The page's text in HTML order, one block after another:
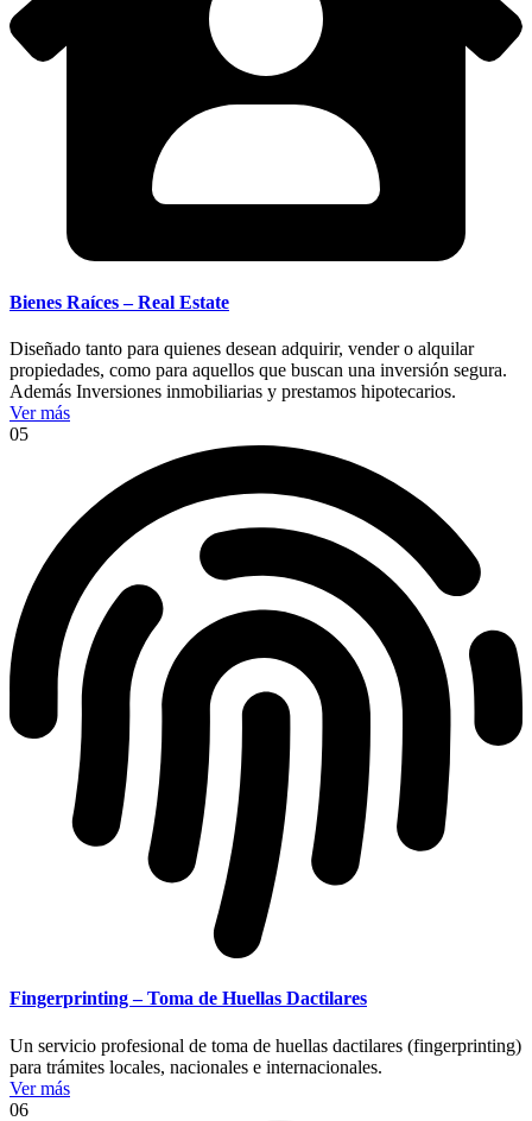
Bienes Raíces – Real Estate
Diseñado tanto para quienes desean adquirir, vender o alquilar
propiedades, como para aquellos que buscan una inversión segura.
Además Inversiones inmobiliarias y prestamos hipotecarios.
Ver más
05
Fingerprinting – Toma de Huellas Dactilares
Un servicio profesional de toma de huellas dactilares (fingerprinting)
para trámites locales, nacionales e internacionales.
Ver más
06